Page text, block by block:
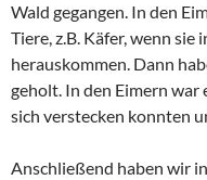
Wald gegangen. In den
Tiere, z.B. Käfer, wenn sie
herauskommen. Dann
geholt. In den Eimern war
sich verstecken konnten
Anschließend haben wir